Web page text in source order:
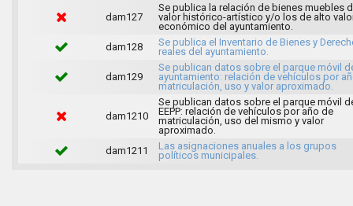
dam127
Se publica la relación de bienes muebles
valor histórico-artístico y/o los de alto
económico del ayuntamiento.
dam128
Se publica el Inventario de Bienes y
reales del ayuntamiento.
dam129
Se publican datos sobre el parque móvil
ayuntamiento: relación de vehículos por
matriculación, uso y valor aproximado.
dam1210
Se publican datos sobre el parque móvil
EEPP: relación de vehículos por año de
matriculación, uso del mismo y valor
aproximado.
dam1211
Las asignaciones anuales a los grupos
políticos municipales.